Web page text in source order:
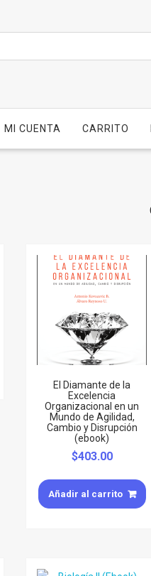
MI CUENTA CARRITO
El Diamante de la
Excelencia
Organizacional en un
Mundo de Agilidad,
Cambio y Disrupción
(ebook)
$403.00
Añadir al carrito